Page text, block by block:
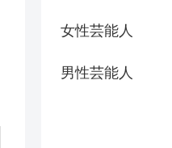
女性芸能人
男性芸能人